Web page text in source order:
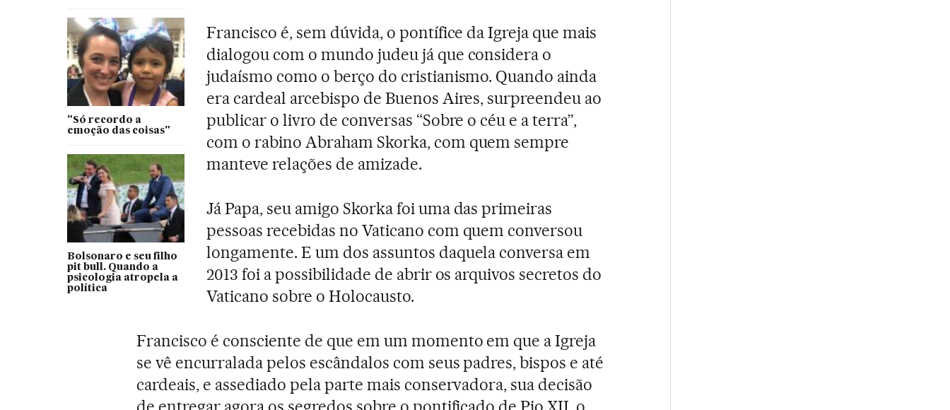
"Só recordo a
emoção das coisas"
Bolsonaro e seu filho
pit bull. Quando a
psicologia atropela a
política
Francisco é, sem dúvida, o pontífice da Igreja que mais
dialogou com o mundo judeu já que considera o
judaísmo como o berço do cristianismo. Quando ainda
era cardeal arcebispo de Buenos Aires, surpreendeu ao
publicar o livro de conversas “Sobre o céu e a terra”,
com o rabino Abraham Skorka, com quem sempre
manteve relações de amizade.
Já Papa, seu amigo Skorka foi uma das primeiras
pessoas recebidas no Vaticano com quem conversou
longamente. E um dos assuntos daquela conversa em
2013 foi a possibilidade de abrir os arquivos secretos do
Vaticano sobre o Holocausto.
Francisco é consciente de que em um momento em que a Igreja
se vê encurralada pelos escândalos com seus padres, bispos e até
cardeais, e assediado pela parte mais conservadora, sua decisão